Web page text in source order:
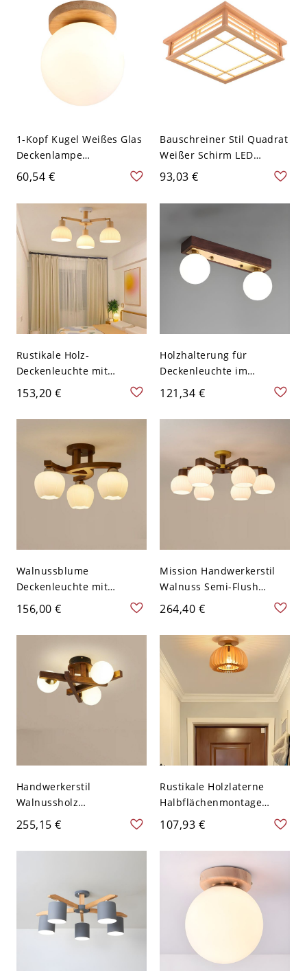
1-Kopf Kugel Weißes Glas
Deckenlampe
Bauschreiner-Stil
Holzfarbe Baldachin
Deckenleuchte - Holz
110V-120V
60,54 €
Bauschreiner Stil Quadrat
Weißer Schirm LED
Deckenlampe Holz
Holzfarbe Rahmen 1-Kopf
Deckenleuchte - Holz
Weißlicht
93,03 €
Rustikale Holz-
Deckenleuchte mit
übergroßem weißen
Glasschirm - 110V-120V 3
153,20 €
Holzhalterung für
Deckenleuchte im
Mission-Stil mit weißem
Glasschirm - 110V-120V
Walnuss Farbe 2
121,34 €
Walnussblume
Deckenleuchte mit
weißem Glasschirm -
110V-120V 3
156,00 €
Mission Handwerkerstil
Walnuss Semi-Flush
Mount Deckenleuchte mit
weißem Glasschirm -
110V-120V 6
264,40 €
Handwerkerstil
Walnussholz
Halbflächenmontage
Deckenleuchte mit
elegantem weißem
255,15 €
Rustikale Holzlaterne
Halbflächenmontage
Deckenleuchte in
Naturfarbe mit massivem
Holzschirm - 110V-120V
107,93 €